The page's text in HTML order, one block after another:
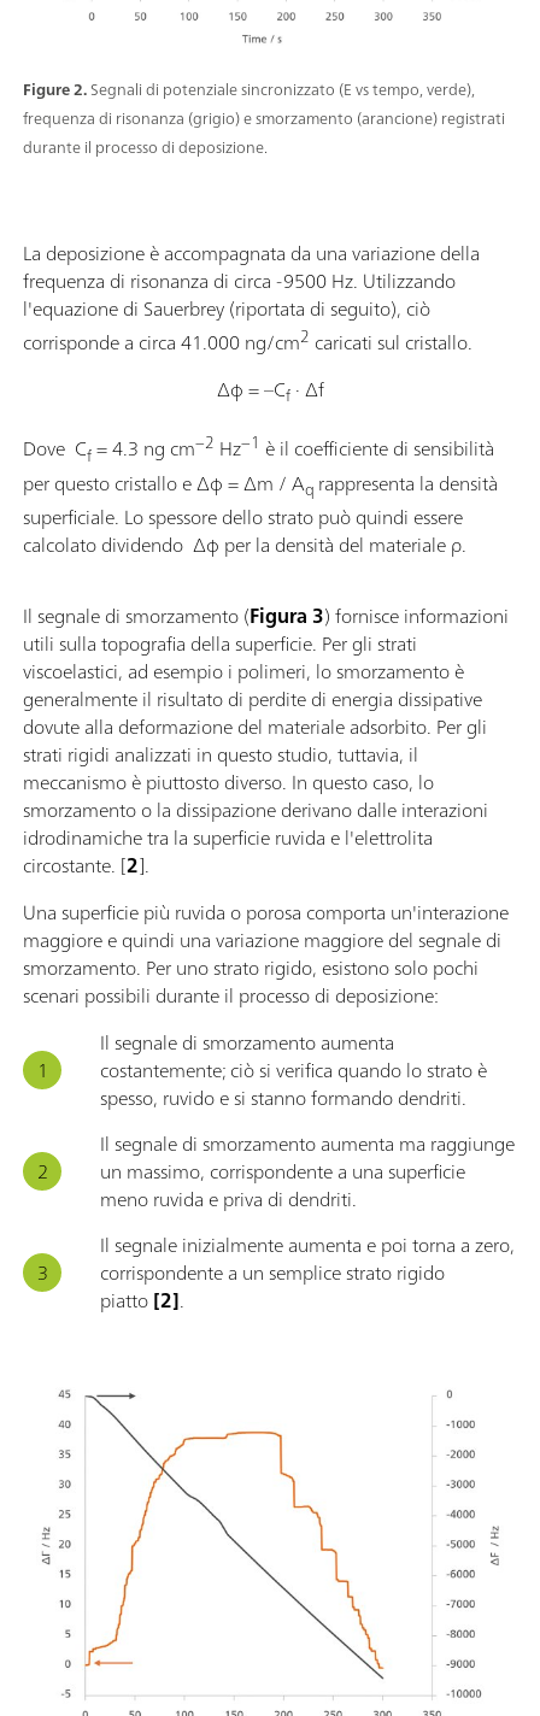
Figure 2.Segnali di potenziale sincronizzato (E vs tempo, verde),
frequenza di risonanza (grigio) e smorzamento (arancione) registrati
durante il processo di deposizione.
La deposizione è accompagnata da una variazione della
frequenza di risonanza di circa -9500 Hz. Utilizzando
l'equazione di Sauerbrey (riportata di seguito), ciò
corrisponde a circa 41.000 ng/cm2 caricati sul cristallo.
Δφ = –Cf· Δf
Dove Cf= 4.3 ng cm−2 Hz−1 è il coefficiente di sensibilità
per questo cristallo e Δφ = Δm / Aq rappresenta la densità
superficiale. Lo spessore dello strato può quindi essere
calcolato dividendo Δφ per la densità del materiale ρ.
Il segnale di smorzamento (Figura 3) fornisce informazioni
utili sulla topografia della superficie. Per gli strati
viscoelastici, ad esempio i polimeri, lo smorzamento è
generalmente il risultato di perdite di energia dissipative
dovute alla deformazione del materiale adsorbito. Per gli
strati rigidi analizzati in questo studio, tuttavia, il
meccanismo è piuttosto diverso. In questo caso, lo
smorzamento o la dissipazione derivano dalle interazioni
idrodinamiche tra la superficie ruvida e l'elettrolita
circostante. [2].
Una superficie più ruvida o porosa comporta un'interazione
maggiore e quindi una variazione maggiore del segnale di
smorzamento. Per uno strato rigido, esistono solo pochi
scenari possibili durante il processo di deposizione:
Il segnale di smorzamento aumenta
costantemente; ciò si verifica quando lo strato è
spesso, ruvido e si stanno formando dendriti.
Il segnale di smorzamento aumenta ma raggiunge
un massimo, corrispondente a una superficie
meno ruvida e priva di dendriti.
Il segnale inizialmente aumenta e poi torna a zero,
corrispondente a un semplice strato rigido
piatto[2].